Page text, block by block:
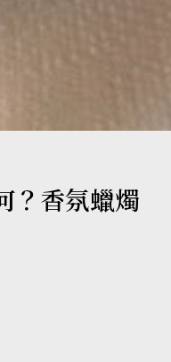
？香氛蠟燭